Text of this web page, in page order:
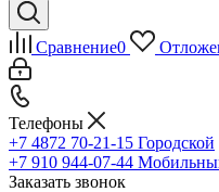
Сравнение0
Телефоны
+7 4872 70-21-15 Городской
+7 910 944-07-44
Заказать звонок